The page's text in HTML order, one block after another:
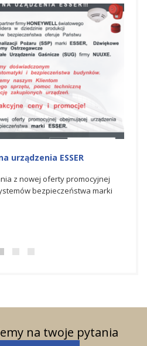
ESSER
z czerwcowej oferty
urządzenia systemów
na twoje pytania